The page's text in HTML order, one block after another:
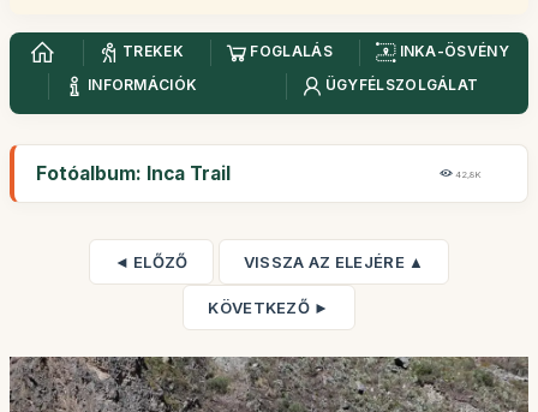
TREKEK FOGLALÁS
INKA-ÖSVÉNY
INFORMÁCIÓK
ÜGYFÉLSZOLGÁLAT
Fotóalbum: Inca Trail 42,8K
◄ ELŐZŐ VISSZA AZ ELEJÉRE ▲
KÖVETKEZŐ ►